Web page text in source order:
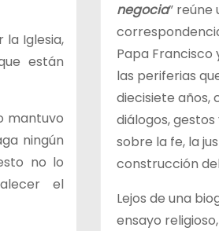
la Iglesia,
están
mantuvo
ningún
no lo
el
negocia” reúne
Papa Francisco
las periferias
diecisiete años,
diálogos,
sobre la fe, la
construcción
Lejos de una
ensayo